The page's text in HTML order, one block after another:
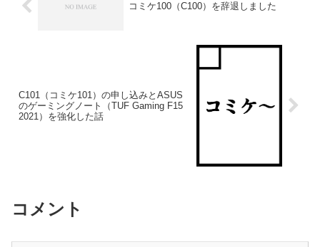
コミケ100（C100）を辞退しました
C101（コミケ101）の申し込みとASUS
のゲーミングノート（TUF Gaming F15
2021）を強化した話
コメント